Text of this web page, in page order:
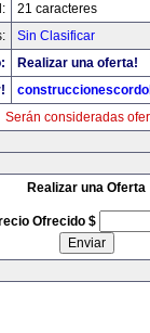
21 caracteres
Sin Clasificar
Realizar una oferta!
Serán consideradas
Realizar una Oferta
Ofrecido $